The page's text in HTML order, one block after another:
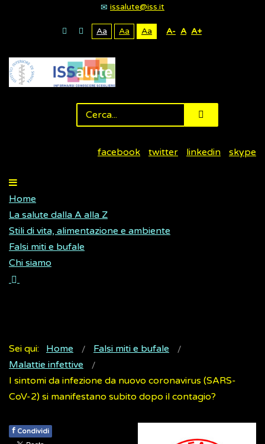
issalute@iss.it
Aa Aa Aa A- A A+
facebook twitter linkedin skype
Home
La salute dalla A alla Z
Stili di vita, alimentazione e ambiente
Falsi miti e bufale
Chi siamo
Sei qui: Home
Falsi miti e bufale
Malattie infettive
I sintomi da infezione da nuovo coronavirus (SARS-
CoV-2) si manifestano subito dopo il contagio?
f Condividi